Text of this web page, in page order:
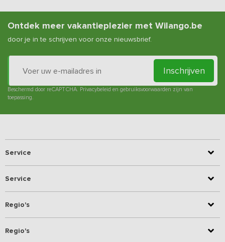
Ontdek meer vakantieplezier met Wilango.be
door je in te schrijven voor onze nieuwsbrief.
Inschrijven
Beschermd door reCAPTCHA. Privacybeleid en gebruiksvoorwaarden zijn van
toepassing.
Service
Service
Regio's
Regio's